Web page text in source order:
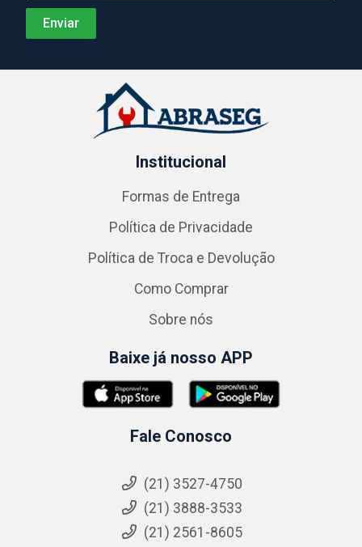
Institucional
Formas de Entrega
Política de Privacidade
Política de Troca e Devolução
Como Comprar
Sobre nós
Baixe já nosso APP
Fale Conosco
(21) 3527-4750
(21) 3888-3533
(21) 2561-8605